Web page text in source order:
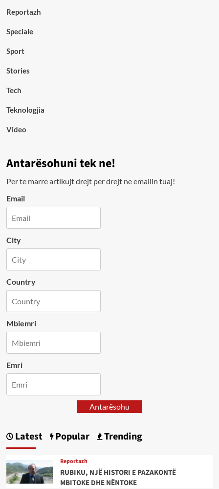
Reportazh
Speciale
Sport
Stories
Tech
Teknologjia
Video
Antarësohuni tek ne!
Per te marre artikujt drejt per drejt ne emailin tuaj!
Email
City
Country
Mbiemri
Emri
Antarësohu
Latest Popular Trending
Reportazh
RUBIKU, NJË HISTORI E PAZAKONTË
MBITOKE DHE NËNTOKE